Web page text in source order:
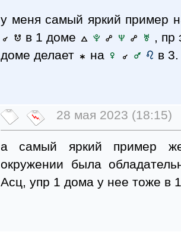
у меня самый яркий пример
в 1 доме
, пр
доме делает
на в
28 мая 2023 (18:15)
а самый яркий пример
окружении была
Асц, упр 1 дома у нее тоже в